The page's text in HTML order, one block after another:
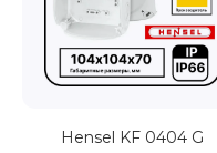
Hensel KF 0404 G